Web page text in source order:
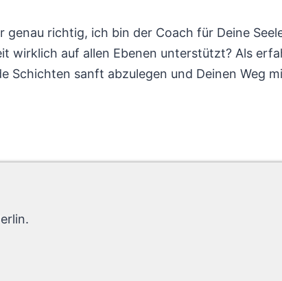
richtig, ich bin der Coach für Deine
wirklich auf allen Ebenen unterstützt? Als
Schichten sanft abzulegen und Deinen Weg